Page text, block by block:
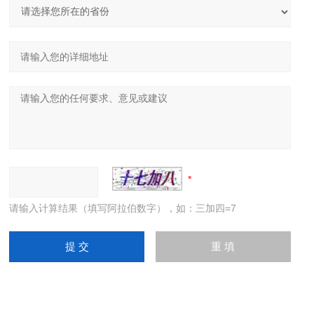
请输入计算结果（填写阿拉伯数字），如：三加四=7